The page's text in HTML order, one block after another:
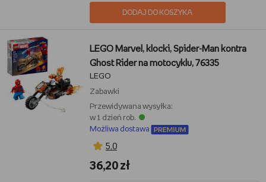
DODAJ DO KOSZYKA
LEGO Marvel, klocki, Spider-Man kontra
Ghost Rider na motocyklu, 76335
LEGO
Zabawki
Przewidywana wysyłka:
w 1 dzień rob.
Możliwa dostawa
5,0
36,20 zł